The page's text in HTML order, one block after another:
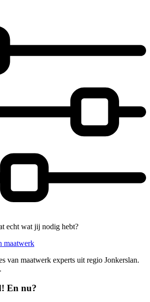
echt wat jij nodig hebt?
maatwerk
van maatwerk experts uit regio Jonkerslan.
En nu?